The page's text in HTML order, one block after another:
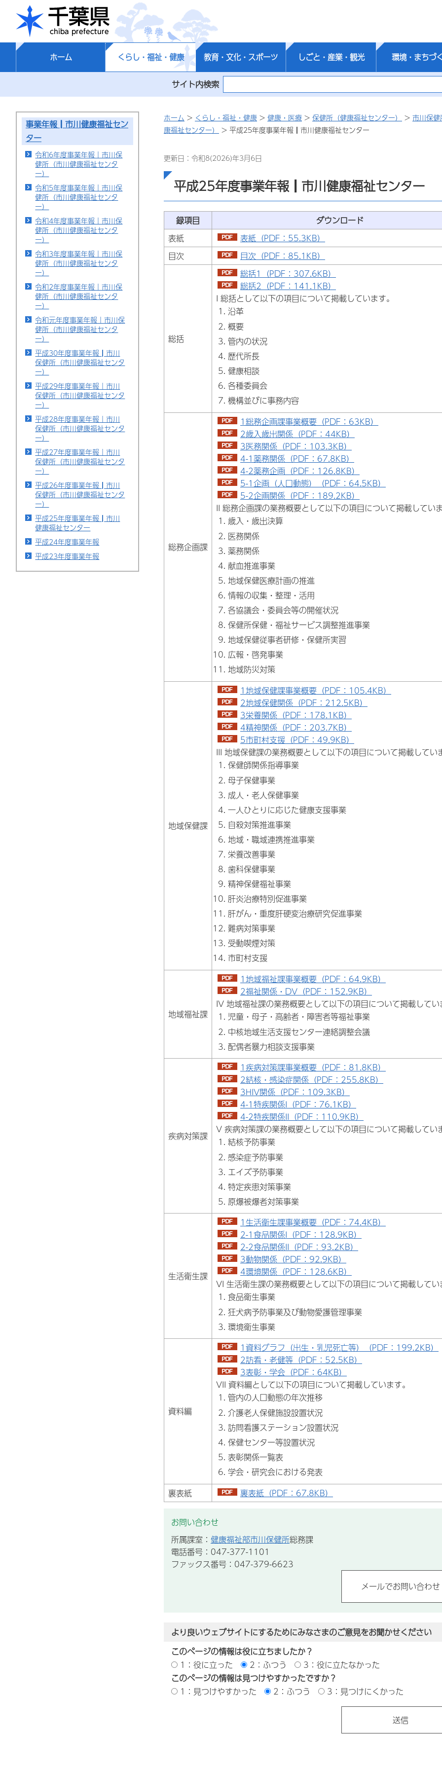
千葉県
ホーム くらし・福祉・健康 教育・文化・スポーツ しごと・産業・観光 環境・まちづ
サイト内検索
事業年報┃市川健康福祉セン
ター
令和6年度事業年報｜市川保
健所（市川健康福祉センタ
ー）
令和5年度事業年報｜市川保
健所（市川健康福祉センタ
ー）
令和4年度事業年報｜市川保
健所（市川健康福祉センタ
ー）
令和3年度事業年報｜市川保
健所（市川健康福祉センタ
ー）
令和2年度事業年報｜市川保
健所（市川健康福祉センタ
ー）
令和元年度事業年報｜市川保
健所（市川健康福祉センタ
ー）
平成30年度事業年報┃市川
保健所（市川健康福祉センタ
ー）
平成29年度事業年報｜市川
保健所（市川健康福祉センタ
ー）
平成28年度事業年報｜市川
保健所（市川健康福祉センタ
ー）
平成27年度事業年報｜市川
保健所（市川健康福祉センタ
ー）
平成26年度事業年報┃市川
保健所（市川健康福祉センタ
ー）
平成25年度事業年報┃市川
健康福祉センター
平成24年度事業年報
平成23年度事業年報
ホーム > くらし・福祉・健康 > 健康・医療 > 保健所（健康福祉センター） > 市川保
康福祉センター）
> 平成25年度事業年報┃市川健康福祉センター
更新日：令和8(2026)年3月6日
平成25年度事業年報┃市川健康福祉センター
録項目
ダウンロード
表紙
表紙（PDF：55.3KB）
目次
目次（PDF：85.1KB）
総括
総括1（PDF：307.6KB）
総括2（PDF：141.1KB）
I 総括として以下の項目について掲載しています。
沿革
概要
管内の状況
歴代所長
健康相談
各種委員会
機構並びに事務内容
総務企画課
1総務企画課事業概要（PDF：63KB）
2歳入歳出関係（PDF：44KB）
3医務関係（PDF：103.3KB）
4-1薬務関係（PDF：67.8KB）
4-2薬務企画（PDF：126.8KB）
5-1企画（人口動態）（PDF：64.5KB）
5-2企画関係（PDF：189.2KB）
II 総務企画課の業務概要として以下の項目について掲載してい
歳入・歳出決算
医務関係
薬務関係
献血推進事業
地域保健医療計画の推進
情報の収集・整理・活用
各協議会・委員会等の開催状況
保健所保健・福祉サービス調整推進事業
地域保健従事者研修・保健所実習
広報・啓発事業
地域防災対策
地域保健課
1地域保健課事業概要（PDF：105.4KB）
2地域保健関係（PDF：212.5KB）
3栄養関係（PDF：178.1KB）
4精神関係（PDF：203.7KB）
5市町村支援（PDF：49.9KB）
III 地域保健課の業務概要として以下の項目について掲載してい
保健師関係指導事業
母子保健事業
成人・老人保健事業
一人ひとりに応じた健康支援事業
自殺対策推進事業
地域・職域連携推進事業
栄養改善事業
歯科保健事業
精神保健福祉事業
肝炎治療特別促進事業
肝がん・重度肝硬変治療研究促進事業
難病対策事業
受動喫煙対策
市町村支援
地域福祉課
1地域福祉課事業概要（PDF：64.9KB）
2福祉関係・DV（PDF：152.9KB）
IV 地域福祉課の業務概要として以下の項目について掲載して
児童・母子・高齢者・障害者等福祉事業
中核地域生活支援センター連絡調整会議
配偶者暴力相談支援事業
疾病対策課
1疾病対策課事業概要（PDF：81.8KB）
2結核・感染症関係（PDF：255.8KB）
3HIV関係（PDF：109.3KB）
4-1特疾関係I（PDF：76.1KB）
4-2特疾関係II（PDF：110.9KB）
V 疾病対策課の業務概要として以下の項目について掲載してい
結核予防事業
感染症予防事業
エイズ予防事業
特定疾患対策事業
原爆被爆者対策事業
生活衛生課
1生活衛生課事業概要（PDF：74.4KB）
2-1食品関係I（PDF：128.9KB）
2-2食品関係II（PDF：93.2KB）
3動物関係（PDF：92.9KB）
4環境関係（PDF：128.6KB）
VI 生活衛生課の業務概要として以下の項目について掲載して
食品衛生事業
狂犬病予防事業及び動物愛護管理事業
環境衛生事業
資料編
1資料グラフ（出生・乳児死亡等）（PDF：199.2KB）
2訪看・老健等（PDF：52.5KB）
3表彰・学会（PDF：64KB）
VII 資料編として以下の項目について掲載しています。
管内の人口動態の年次推移
介護老人保健施設設置状況
訪問看護ステーション設置状況
保健センター等設置状況
表彰関係一覧表
学会・研究会における発表
裏表紙
裏表紙（PDF：67.8KB）
お問い合わせ
所属課室： 健康福祉部市川保健所総務課
電話番号：047-377-1101
ファックス番号：047-379-6623
より良いウェブサイトにするためにみなさまのご意見をお聞かせください
このページの情報は役に立ちましたか？
1：役に立った
2：ふつう
3：役に立たなかった
このページの情報は見つけやすかったですか？
1：見つけやすかった
2：ふつう 3：見つけにくかった